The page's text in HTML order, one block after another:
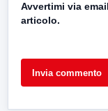
Avvertimi via
articolo.